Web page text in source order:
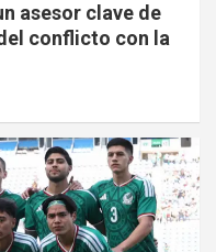
asesor clave de
conflicto con la